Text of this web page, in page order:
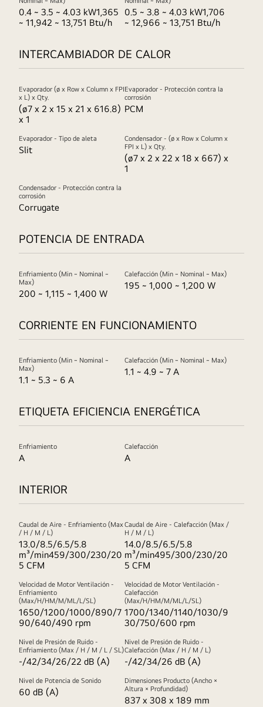
0.4 ~ 3.5 ~ 4.03 kW1,365
~ 11,942 ~ 13,751 Btu/h
0.5 ~ 3.8 ~ 4.03 kW1,706
~ 12,966 ~ 13,751 Btu/h
INTERCAMBIADOR DE CALOR
Evaporador (ø x Row x Column x FPI
x L) x Qty.
(ø7 x 2 x 15 x 21 x 616.8)
x 1
Evaporador - Protección contra la
corrosión
PCM
Evaporador - Tipo de aleta
Slit
Condensador - (ø x Row x Column x
FPI x L) x Qty.
(ø7 x 2 x 22 x 18 x 667) x
1
Condensador - Protección contra la
corrosión
Corrugate
POTENCIA DE ENTRADA
Enfriamiento (Min ~ Nominal ~
Max)
200 ~ 1,115 ~ 1,400 W
Calefacción (Min ~ Nominal ~ Max)
195 ~ 1,000 ~ 1,200 W
CORRIENTE EN FUNCIONAMIENTO
Enfriamiento (Min ~ Nominal ~
Max)
1.1 ~ 5.3 ~ 6 A
Calefacción (Min ~ Nominal ~ Max)
1.1 ~ 4.9 ~ 7 A
ETIQUETA EFICIENCIA ENERGÉTICA
Enfriamiento
A
Calefacción
A
INTERIOR
Caudal de Aire - Enfriamiento (Max
/ H / M / L)
13.0/8.5/6.5/5.8
m³/min459/300/230/20
5 CFM
Caudal de Aire - Calefacción (Max /
H / M / L)
14.0/8.5/6.5/5.8
m³/min495/300/230/20
5 CFM
Velocidad de Motor Ventilación -
Enfriamiento
(Max/H/HM/M/ML/L/SL)
1650/1200/1000/890/7
90/640/490 rpm
Velocidad de Motor Ventilación -
Calefacción
(Max/H/HM/M/ML/L/SL)
1700/1340/1140/1030/9
30/750/600 rpm
Nivel de Presión de Ruido -
Enfriamiento (Max / H / M / L / SL)
-/42/34/26/22 dB (A)
Nivel de Presión de Ruido -
Calefacción (Max / H / M / L)
-/42/34/26 dB (A)
Nivel de Potencia de Sonido
60 dB (A)
Dimensiones Producto (Ancho ×
Altura × Profundidad)
837 x 308 x 189 mm